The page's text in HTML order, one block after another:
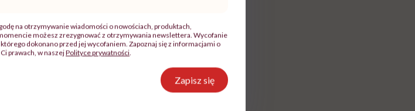
na otrzymywanie wiadomości o nowościach, produktach,
możesz zrezygnować z otrzymywania newslettera. Wycofanie
dokonano przed jej wycofaniem. Zapoznaj się z informacjami o
prawach, w naszejPolityce prywatności.
Zapisz się